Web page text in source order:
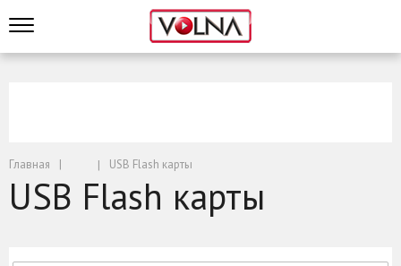
Главная USB Flash карты
USB Flash карты